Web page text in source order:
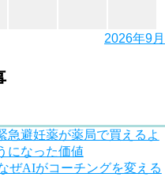
2026年9月
急避妊薬が薬局で買えるよ
になった価値
ぜAIがコーチングを変える